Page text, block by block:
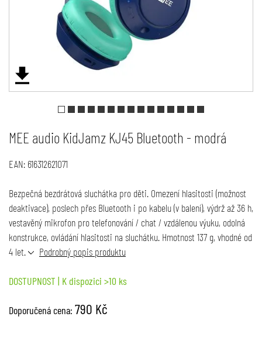
MEE audio KidJamz KJ45 Bluetooth - modrá
EAN:616312621071
Bezpečná bezdrátová sluchátka pro děti. Omezení hlasitosti (možnost
deaktivace), poslech přes Bluetooth i po kabelu (v balení), výdrž až 36 h,
vestavěný mikrofon pro telefonování / chat / vzdálenou výuku, odolná
konstrukce, ovládání hlasitosti na sluchátku. Hmotnost 137 g, vhodné od
4 let.
Podrobný popis produktu
DOSTUPNOST | K dispozici >10 ks
Doporučená cena: 790 Kč